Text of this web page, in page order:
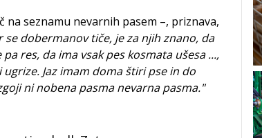
seznamu nevarnih pasem –, priznava,
se dobermanov tiče, je za njih znano, da
res, da ima vsak pes kosmata ušesa ...,
Jaz imam doma štiri pse in do
ni nobena pasma nevarna pasma."